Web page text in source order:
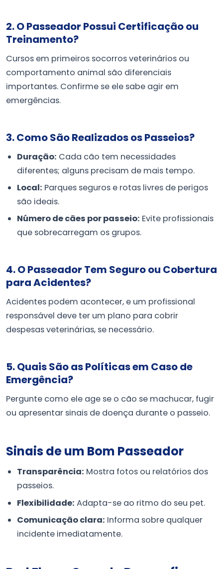
2. O Passeador Possui Certificação ou
Treinamento?
Cursos em primeiros socorros veterinários ou
comportamento animal são diferenciais
importantes. Confirme se ele sabe agir em
emergências.
3. Como São Realizados os Passeios?
Duração: Cada cão tem necessidades
diferentes; alguns precisam de mais tempo.
Local: Parques seguros e rotas livres de perigos
são ideais.
Número de cães por passeio: Evite profissionais
que sobrecarregam os grupos.
4. O Passeador Tem Seguro ou Cobertura
para Acidentes?
Acidentes podem acontecer, e um profissional
responsável deve ter um plano para cobrir
despesas veterinárias, se necessário.
5. Quais São as Políticas em Caso de
Emergência?
Pergunte como ele age se o cão se machucar, fugir
ou apresentar sinais de doença durante o passeio.
Sinais de um Bom Passeador
Transparência: Mostra fotos ou relatórios dos
passeios.
Flexibilidade: Adapta-se ao ritmo do seu pet.
Comunicação clara: Informa sobre qualquer
incidente imediatamente.